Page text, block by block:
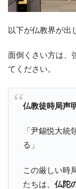
『Money1』
韓
断
動」
『Money1』
『Money1』
韓
種は全般的「不
『Money1』
【
『Money1』
韓
「KDDX」1番艦
以下が仏教界が出
面倒くさい方は、
てください。
仏教徒時局声
「尹錫悦大統
る」
この厳しい時
たちは、 仏陀